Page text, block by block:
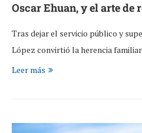
Oscar Ehuan, y el arte de
Tras dejar el servicio público y
López convirtió la herencia
Leer más